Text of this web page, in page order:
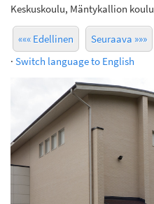
Keskuskoulu, Mäntykallion koulu
««« Edellinen Seuraava »»»
· Switch language to English